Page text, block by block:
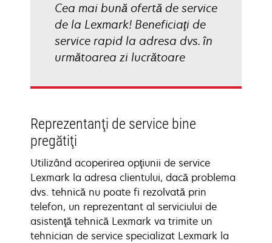
Cea mai bună ofertă de service
de la Lexmark! Beneficiaţi de
service rapid la adresa dvs. în
următoarea zi lucrătoare
Reprezentanţi de service bine
pregătiţi
Utilizând acoperirea opţiunii de service
Lexmark la adresa clientului, dacă problema
dvs. tehnică nu poate fi rezolvată prin
telefon, un reprezentant al serviciului de
asistenţă tehnică Lexmark va trimite un
tehnician de service specializat Lexmark la